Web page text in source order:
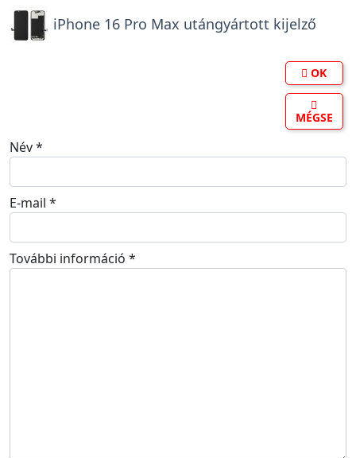
iPhone 16 Pro Max utángyártott kijelző
OK
MÉGSE
Név*
E-mail *
További információ *